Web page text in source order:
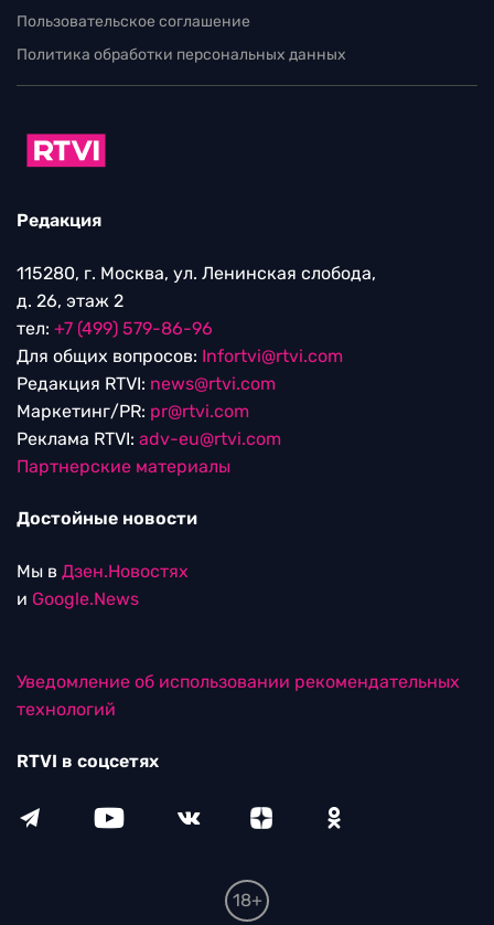
Пользовательское соглашение
Политика обработки персональных данных
Редакция
115280, г. Москва, ул. Ленинская слобода,
д. 26, этаж 2
тел: +7 (499) 579-86-96
Для общих вопросов: Infortvi@rtvi.com
Редакция RTVI: news@rtvi.com
Маркетинг/PR: pr@rtvi.com
Реклама RTVI: adv-eu@rtvi.com
Партнерские материалы
Достойные новости
Мы в Дзен.Новостях
и Google.News
Уведомление об использовании рекомендательных
технологий
RTVI в соцсетях
18+